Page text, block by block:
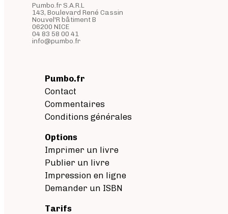
Pumbo.fr S.A.R.L
143, Boulevard René Cassin
Nouvel'R bâtiment B
06200 NICE
04 83 58 00 41
info@pumbo.fr
Pumbo.fr
Contact
Commentaires
Conditions générales
Options
Imprimer un livre
Publier un livre
Impression en ligne
Demander un ISBN
Tarifs